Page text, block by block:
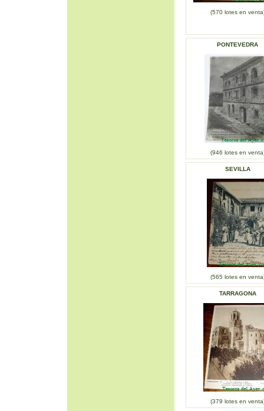
(570 lotes en
PONTEVEDRA
(946 lotes en
SEVILLA
(565 lotes en
TARRAGONA
(379 lotes en